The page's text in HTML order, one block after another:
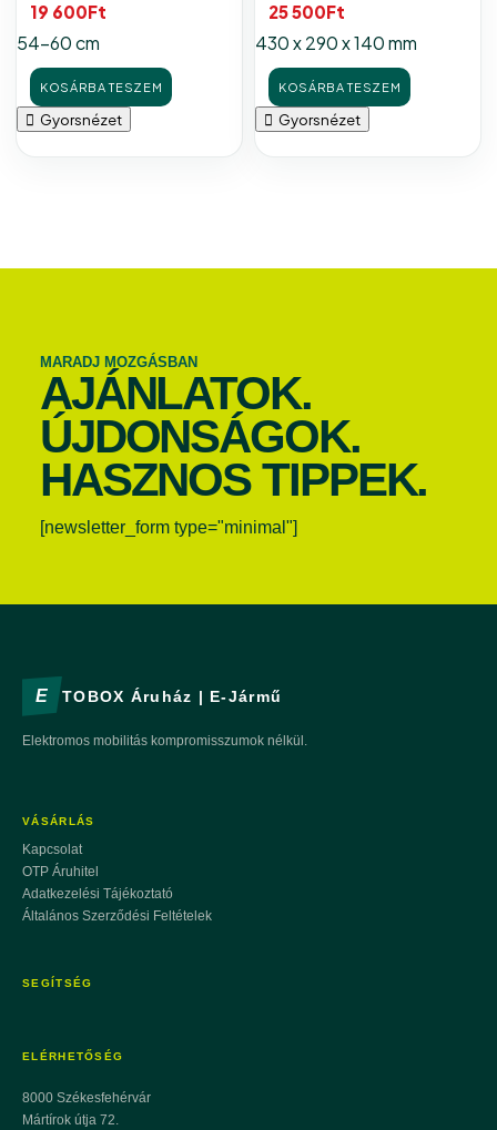
19 600Ft
54-60 cm
KOSÁRBA TESZEM
Gyorsnézet
25 500Ft
430 x 290 x 140 mm
KOSÁRBA TESZEM
Gyorsnézet
MARADJ MOZGÁSBAN
AJÁNLATOK.
ÚJDONSÁGOK.
HASZNOS TIPPEK.
[newsletter_form type="minimal"]
E TOBOX Áruház | E-Jármű
Elektromos mobilitás kompromisszumok nélkül.
VÁSÁRLÁS
Kapcsolat
OTP Áruhitel
Adatkezelési Tájékoztató
Általános Szerződési Feltételek
SEGÍTSÉG
ELÉRHETŐSÉG
8000 Székesfehérvár
Mártírok útja 72.